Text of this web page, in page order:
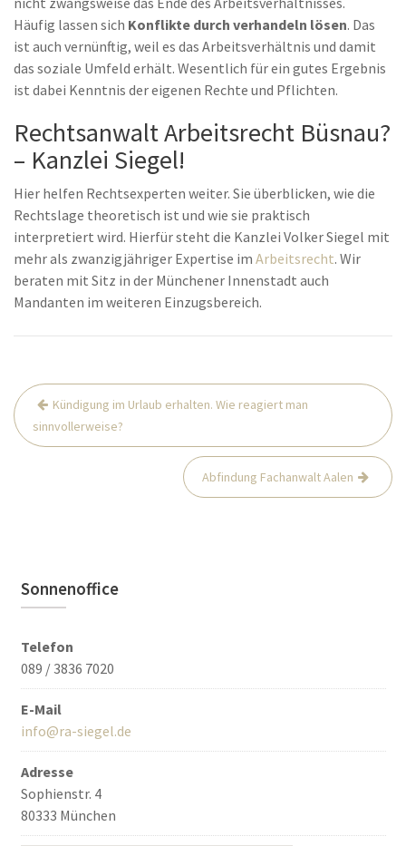
Häufig lassen sich Konflikte durch verhandeln lösen. Das
ist auch vernünftig, weil es das Arbeitsverhältnis und damit
das soziale Umfeld erhält. Wesentlich für ein gutes Ergebnis
ist dabei Kenntnis der eigenen Rechte und Pflichten.
Rechtsanwalt Arbeitsrecht Büsnau?
– Kanzlei Siegel!
Hier helfen Rechtsexperten weiter. Sie überblicken, wie die
Rechtslage theoretisch ist und wie sie praktisch
interpretiert wird. Hierfür steht die Kanzlei Volker Siegel mit
mehr als zwanzigjähriger Expertise im Arbeitsrecht. Wir
beraten mit Sitz in der Münchener Innenstadt auch
Mandanten im weiteren Einzugsbereich.
Beitrags-
Navigation
Kündigung im Urlaub erhalten. Wie reagiert man
sinnvollerweise?
Abfindung Fachanwalt Aalen
Sonnenoffice
Telefon
089 / 3836 7020
E-Mail
info@ra-siegel.de
Adresse
Sophienstr. 4
80333 München